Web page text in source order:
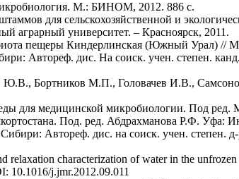
М.: БИНОМ, 2012. 886 с.
для сельскохозяйственной и
аграрный университет. – Красноярск, 2011.
пещеры Киндерлинская (Южный Урал) //
Автореф. дис. На соиск. учен. степен.
Бортников М.П., Головачев И.В.,
для медицинской микробиологии. Под ред.
Под. ред. Абдрахманова Р.Ф. Уфа:
Автореф. дис. на соиск. учен. степен.
characterization of water in the
10.1016/j.jmr.2012.09.011